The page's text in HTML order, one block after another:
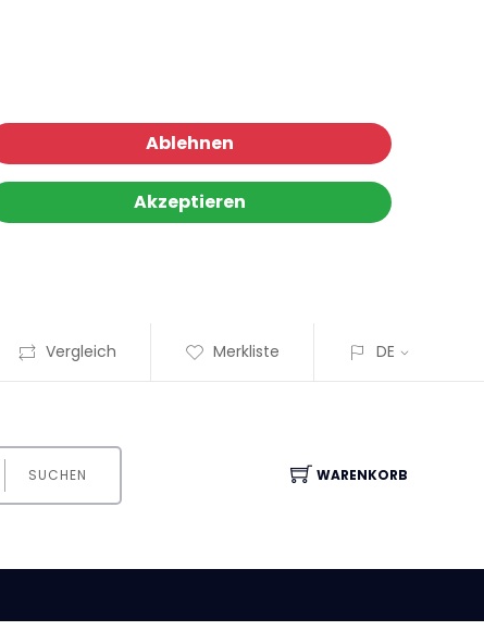
Ablehnen
Akzeptieren
Vergleich Merkliste DE
SUCHEN WARENKORB